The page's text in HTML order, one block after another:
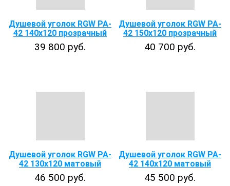
Душевой уголок RGW PA-
42 140х120 прозрачный
39 800 руб.
Душевой уголок RGW PA-
42 150х120 прозрачный
40 700 руб.
Душевой уголок RGW PA-
42 130x120 матовый
46 500 руб.
Душевой уголок RGW PA-
42 140x120 матовый
45 500 руб.